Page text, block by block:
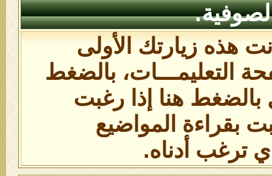
هذه زيارتك الأولى
التعليمـــات، بالضغط
بالضغط هنا إذا رغبت
بقراءة المواضيع
ترغب أدناه.